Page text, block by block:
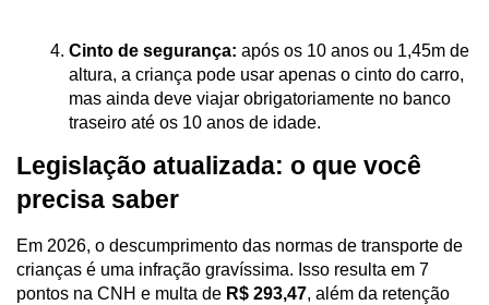
Cinto de segurança: após os 10 anos ou 1,45m de
altura, a criança pode usar apenas o cinto do carro,
mas ainda deve viajar obrigatoriamente no banco
traseiro até os 10 anos de idade.
Legislação atualizada: o que você
precisa saber
Em 2026, o descumprimento das normas de transporte de
crianças é uma infração gravíssima. Isso resulta em 7
pontos na CNH e multa de R$ 293,47, além da retenção